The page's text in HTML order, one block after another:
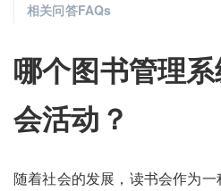
哪个图书管理
会活动？
随着社会的发展，读书会作为
相关问答FAQs